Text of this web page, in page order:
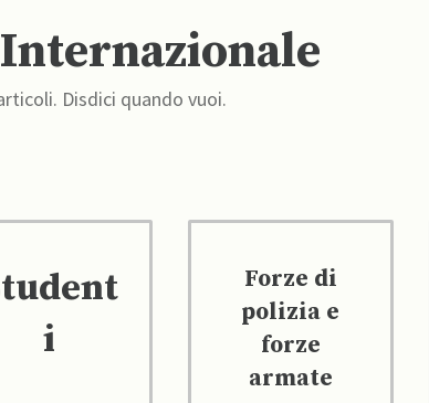
Disdici quando vuoi.
i
Forze di
polizia e
forze
armate